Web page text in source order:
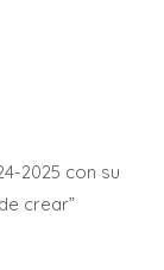
2025 con su
crear”